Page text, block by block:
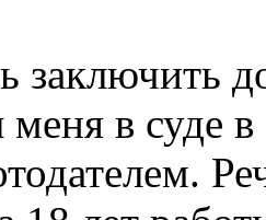
заключить
меня в суде